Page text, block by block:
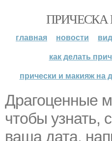
главная новости
как делать
прически и макияж на
Драгоценные
чтобы узнать,
ваша дата,